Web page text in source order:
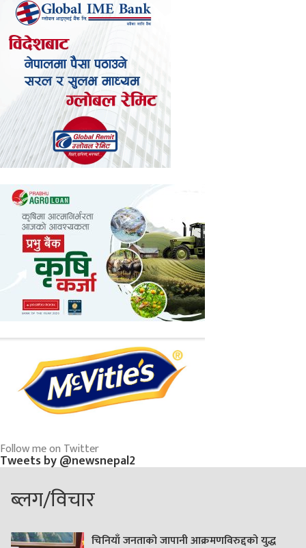
Follow me on Twitter
Tweets by @newsnepal2
ब्लग/विचार
चिनियाँ जनताको जापानी आक्रमणविरुद्दको युद्ध